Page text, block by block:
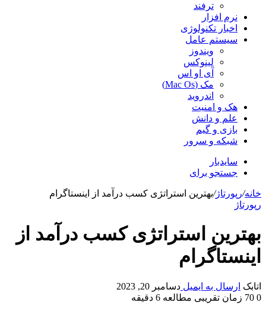
ترفند
نرم افزار
اخبار تکنولوژی
سیستم عامل
ویندوز
لینوکس
آی او اس
مک (Mac Os)
اندروید
هک و امنیت
علم و دانش
بازی و گیم
شبکه و سرور
سایدبار
جستجو برای
خانه/رپورتاژ/بهترین استراتژی کسب درآمد از اینستاگرام
رپورتاژ
بهترین استراتژی کسب درآمد از
اینستاگرام
اتابک ارسال به ایمیل دسامبر 20, 2023
0
زمان تقریبی مطالعه 6 دقیقه